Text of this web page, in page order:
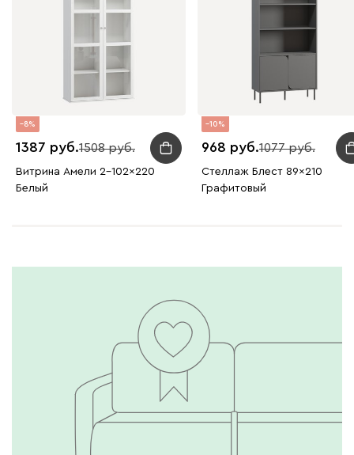
8
1387 1508
Витрина Амели 2-102x220
Белый
10
968 1077
Стеллаж Блест 89x210
Графитовый